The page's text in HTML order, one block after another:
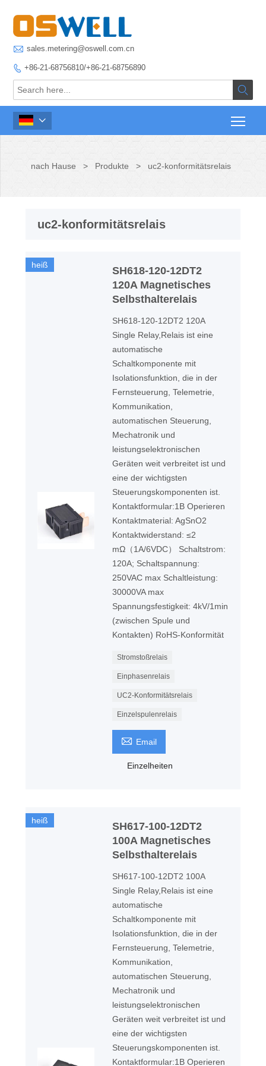
 sales.metering@oswell.com.cn
 +86-21-68756810/+86-21-68756890


nach Hause > Produkte > uc2-konformitätsrelais
uc2-konformitätsrelais
heiß
SH618-120-12DT2
120A Magnetisches
Selbsthalterelais
SH618-120-12DT2 120A
Single Relay,Relais ist eine
automatische
Schaltkomponente mit
Isolationsfunktion, die in der
Fernsteuerung, Telemetrie,
Kommunikation,
automatischen Steuerung,
Mechatronik und
leistungselektronischen
Geräten weit verbreitet ist und
eine der wichtigsten
Steuerungskomponenten ist.
Kontaktformular:1B Operieren
Kontaktmaterial: AgSnO2
Kontaktwiderstand: ≤2
mΩ（1A/6VDC） Schaltstrom:
120A; Schaltspannung:
250VAC max Schaltleistung:
30000VA max
Spannungsfestigkeit: 4kV/1min
(zwischen Spule und
Kontakten) RoHS-Konformität
Stromstoßrelais
Einphasenrelais
UC2-Konformitätsrelais
Einzelspulenrelais
 Email
Einzelheiten
heiß
SH617-100-12DT2
100A Magnetisches
Selbsthalterelais
SH617-100-12DT2 100A
Single Relay,Relais ist eine
automatische
Schaltkomponente mit
Isolationsfunktion, die in der
Fernsteuerung, Telemetrie,
Kommunikation,
automatischen Steuerung,
Mechatronik und
leistungselektronischen
Geräten weit verbreitet ist und
eine der wichtigsten
Steuerungskomponenten ist.
Kontaktformular:1B Operieren